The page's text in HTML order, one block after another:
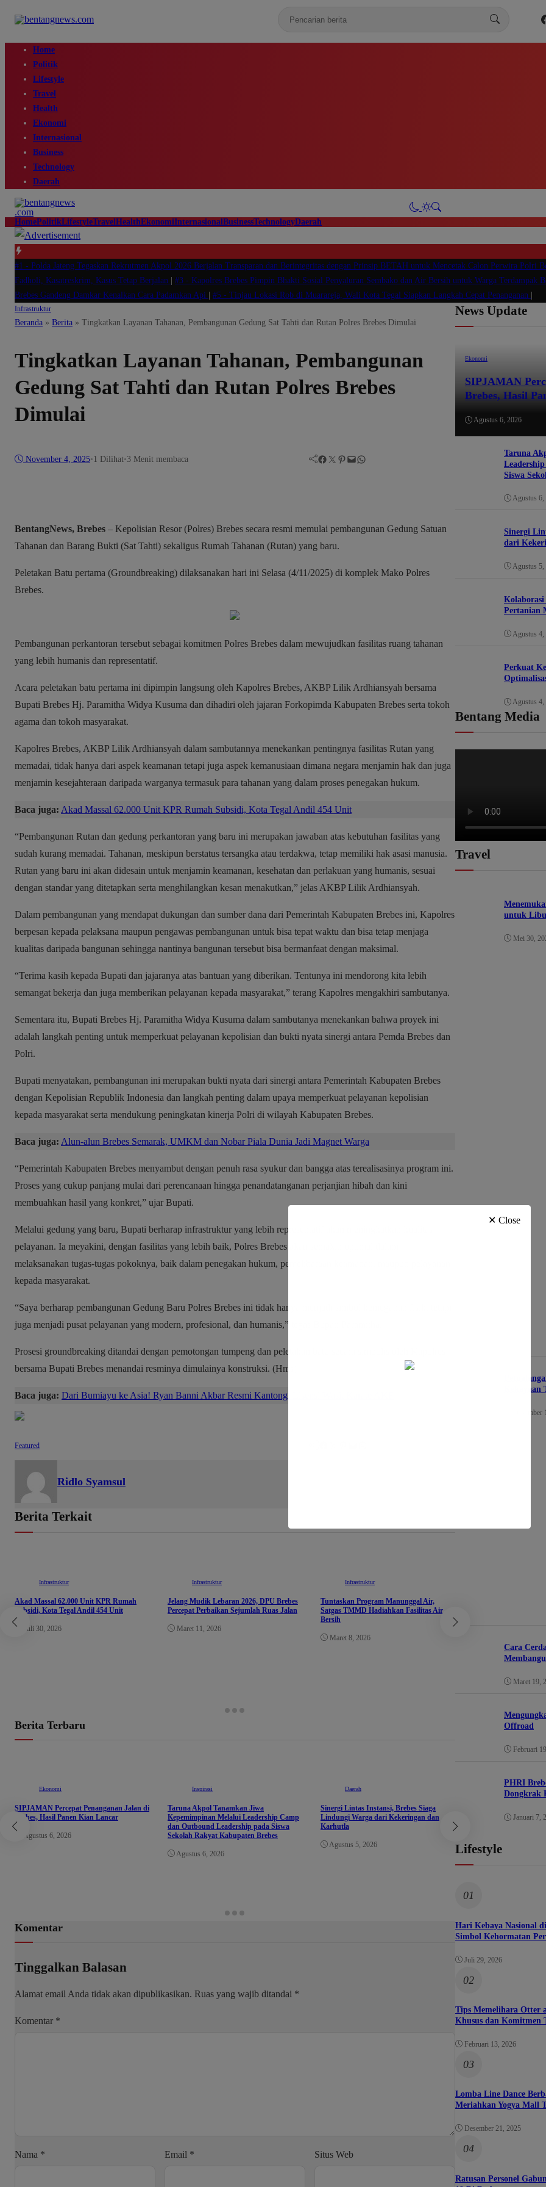
Home
Politik
Lifestyle
Travel
Health
Ekonomi
Internasional
Business
Technology
Daerah
HomePolitikLifestyleTravelHealthEkonomiInternasionalBusinessTechnologyDaerah
#1 - Polda Jateng Tegaskan Rekrutmen Akpol 2026 Berjalan Transparan dan Berintegritas dengan Prinsip BETAH untuk Mencetak Calon Perwira Polri
Fadholi, Kasatreskrim, Kasus Tetap Berjalan
#3 - Kapolres Brebes Pimpin Bhakti Sosial Penyaluran Sembako dan Air Bersih untuk Warga Terdampak
Brebes Gandeng Damkar Kenalkan Cara Padamkan Api
#5 - Tinjau Lokasi Rob di Muarareja, Wali Kota Tegal Siapkan Langkah Cepat Penanganan
Infrastruktur
Beranda » Berita » Tingkatkan Layanan Tahanan, Pembangunan Gedung Sat Tahti dan Rutan Polres Brebes Dimulai
Tingkatkan Layanan Tahanan, Pembangunan
Gedung Sat Tahti dan Rutan Polres Brebes
Dimulai
November 4, 2025•1 Dilihat•3 Menit membaca Facebook Twitter Pinterest Mail WhatsApp
BentangNews, Brebes – Kepolisian Resor (Polres) Brebes secara resmi memulai pembangunan Gedung Satuan
Tahanan dan Barang Bukti (Sat Tahti) sekaligus Rumah Tahanan (Rutan) yang baru.
Peletakan Batu pertama (Groundbreaking) dilaksanakan hari ini Selasa (4/11/2025) di komplek Mako Polres
Brebes.
Pembangunan perkantoran tersebut sebagai komitmen Polres Brebes dalam mewujudkan fasilitas ruang tahanan
yang lebih humanis dan representatif.
Acara peletakan batu pertama ini dipimpin langsung oleh Kapolres Brebes, AKBP Lilik Ardhiansyah bersama
Bupati Brebes Hj. Paramitha Widya Kusuma dan dihadiri oleh jajaran Forkopimda Kabupaten Brebes serta tokoh
agama dan tokoh masyarakat.
Kapolres Brebes, AKBP Lilik Ardhiansyah dalam sambutannya menekankan pentingnya fasilitas Rutan yang
memadai, tidak hanya dari aspek keamanan tetapi juga aspek kemanusiaan dimana negara menjamin hak dan juga
menjamin kesejahteraan daripada warganya termasuk para tahanan yang dalam proses penegakan hukum.
Baca juga: Akad Massal 62.000 Unit KPR Rumah Subsidi, Kota Tegal Andil 454 Unit
“Pembangunan Rutan dan gedung perkantoran yang baru ini merupakan jawaban atas kebutuhan fasilitas yang
sudah kurang memadai. Tahanan, meskipun berstatus tersangka atau terdakwa, tetap memiliki hak asasi manusia.
Rutan yang baru ini akan didesain untuk menjamin keamanan, kesehatan dan perlakuan yang humanis, sesuai
dengan standar yang ditetapkan serta menghilangkan kesan menakutkan,” jelas AKBP Lilik Ardhiansyah.
Dalam pembangunan yang mendapat dukungan dan sumber dana dari Pemerintah Kabupaten Brebes ini, Kapolres
berpesan kepada pelaksana maupun pengawas pembangunan untuk bisa tepat waktu dan bisa tetap menjaga
kualitas daripada bangunan sehingga nantinya bangunan tersebut bisa bermanfaat dengan maksimal.
“Terima kasih kepada Bupati dan jajaranya atas bantuan yang diberikan. Tentunya ini mendorong kita lebih
semangat bekerja dan juga memberikan pelayanan kepada masyarakat,” terang Kapolres mengakhiri sambutanya.
Sementara itu, Bupati Brebes Hj. Paramitha Widya Kusuma dalam sambutanya menekankan bahwa proyek ini
adalah langkah penting untuk memperkuat pelayanan kepolisian dan bukti nyata sinergi antara Pemda Brebes dan
Polri.
Bupati menyatakan, pembangunan ini merupakan bukti nyata dari sinergi antara Pemerintah Kabupaten Brebes
dengan Kepolisian Republik Indonesia dan langkah penting dalam upaya memperkuat pelayanan kepolisian
kepada masyarakat serta mendukung peningkatan kinerja Polri di wilayah Kabupaten Brebes.
Baca juga: Alun-alun Brebes Semarak, UMKM dan Nobar Piala Dunia Jadi Magnet Warga
“Pemerintah Kabupaten Brebes menyambut dengan penuh rasa syukur dan bangga atas terealisasinya program ini.
Proses yang cukup panjang mulai dari perencanaan hingga penandatanganan perjanjian hibah dan kini
membuahkan hasil yang konkret,” ujar Bupati.
Melalui gedung yang baru, Bupati berharap infrastruktur yang lebih representatif akan meningkatkan kualitas
pelayanan. Ia meyakini, dengan fasilitas yang lebih baik, Polres Brebes akan semakin optimal dalam
melaksanakan tugas-tugas pokoknya, baik dalam penegakan hukum, pemeliharaan keamanan, maupun pelayanan
kepada masyarakat.
“Saya berharap pembangunan Gedung Baru Polres Brebes ini tidak hanya menjadi simbol kemegahan fisik, tetapi
juga menjadi pusat pelayanan yang modern, profesional, dan humanis,” tegas Bupati Paramitha.
Prosesi groundbreaking ditandai dengan pemotongan tumpeng dan peletakan batu secara simbolis oleh Kapolres
bersama Bupati Brebes menandai resminya dimulainya konstruksi. (Hms)
Baca juga: Dari Bumiayu ke Asia! Ryan Banni Akbar Resmi Kantongi Lisensi Wasit Karate AKF
Featured
Ridlo Syamsul
Berita Terkait
Infrastruktur
Akad Massal 62.000 Unit KPR Rumah
Subsidi, Kota Tegal Andil 454 Unit
Juli 30, 2026
Infrastruktur
Jelang Mudik Lebaran 2026, DPU Brebes
Percepat Perbaikan Sejumlah Ruas Jalan
Maret 11, 2026
Infrastruktur
Tuntaskan Program Manunggal Air,
Satgas TMMD Hadiahkan Fasilitas Air
Bersih
Maret 8, 2026
Jalan Rabat Beton
Pengusaha Galon Isi
Lagi Panggul Barang
Maret 8, 2026
Berita Terbaru
Ekonomi
SIPJAMAN Percepat Penanganan Jalan di
Brebes, Hasil Panen Kian Lancar
Agustus 6, 2026
Inspirasi
Taruna Akpol Tanamkan Jiwa
Kepemimpinan Melalui Leadership Camp
dan Outbound Leadership pada Siswa
Sekolah Rakyat Kabupaten Brebes
Agustus 6, 2026
Daerah
Sinergi Lintas Instansi, Brebes Siaga
Lindungi Warga dari Kekeringan dan
Karhutla
Agustus 5, 2026
Kolaborasi ICARE
Losari Menuju
Berdaya Saing
Komentar
Tinggalkan Balasan
Alamat email Anda tidak akan dipublikasikan. Ruas yang wajib ditandai *
Komentar *
Nama * Email * Situs Web
News Update
Ekonomi
SIPJAMAN
Brebes, Hasil
Agustus 6, 2026
Taruna
Siswa
Agustus 6,
Sinergi
dari
Agustus 5,
Pertanian
Agustus 4,
Perkuat
Agustus 4,
Bentang Media
Travel
untuk
Mei 30,
Cara
Maret 19,
Offroad
Februari
PHRI
Dongkrak
Januari 7,
Lifestyle
01
Hari Kebaya Nasional
Simbol Kehormatan
Juli 29, 2026
02
Tips Memelihara Otter
Khusus dan Komitmen
Februari 13, 2026
03
Lomba Line Dance
Meriahkan Yogya Mall
Desember 21, 2025
04
Ratusan Personel
✕ Close